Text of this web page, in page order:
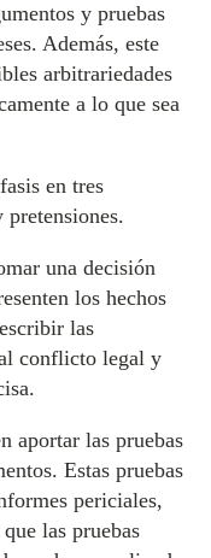
y pruebas
Además, este
arbitrariedades
a lo que sea
en tres
pretensiones.
una decisión
los hechos
las
conflicto legal y
aportar las pruebas
Estas pruebas
periciales,
las pruebas